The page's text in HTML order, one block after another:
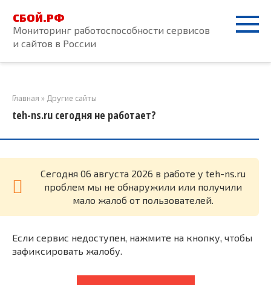
контенту
СБОЙ.РФ
Мониторинг работоспособности сервисов
и сайтов в России
Главная » Другие сайты
teh-ns.ru сегодня не работает?
Cегодня 06 августа 2026 в работе у teh-ns.ru
проблем мы не обнаружили или получили
мало жалоб от пользователей.
Если сервис недоступен, нажмите на кнопку, чтобы
зафиксировать жалобу.